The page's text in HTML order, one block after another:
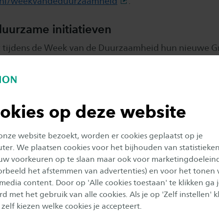
op deze website
website bezoekt, worden er cookies geplaatst op je
We plaatsen cookies voor het bijhouden van
voorkeuren op te slaan maar ook voor
het afstemmen van advertenties) en voor het tonen
content. Door op 'Alle cookies toestaan' te klikken ga
met het gebruik van alle cookies. Als je op 'Zelf instellen'
kiezen welke cookies je accepteert.
initiatieven
tijdens de Week van de Duurzaamheid hun nieuwe
dat alle initiatieven rond duurzaamheid binnen de
Ook de Universiteit Twente lanceert de Green Hub
organisatie die gaat werken aan
en operationeel management. Zo willen beide
de verduurzaming van hun eigen organisaties
en versnellen.
en de UT zien bijdragen aan een duurzame
onderdeel van hun missie. Ecologische, sociale en
dan ook een belangrijke rol in het onderwijs